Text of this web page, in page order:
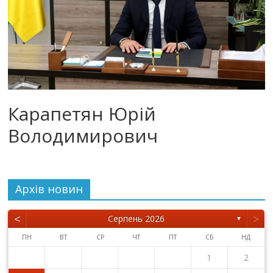
Карапетян Юрій
Володимирович
Архiв новин
< Серпень 2026 ▼ >
ПН ВТ СР ЧТ ПТ СБ НД
1
2